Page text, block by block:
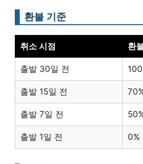
환불 기준
취소 시점 환
출발 30일 전
출발 15일 전
출발 7일 전
출발 1일 전 0%